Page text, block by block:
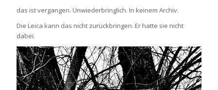
das ist vergangen. Unwiederbringlich. In keinem Archiv.
Die Leica kann das nicht zurückbringen. Er hatte sie nicht
dabei.